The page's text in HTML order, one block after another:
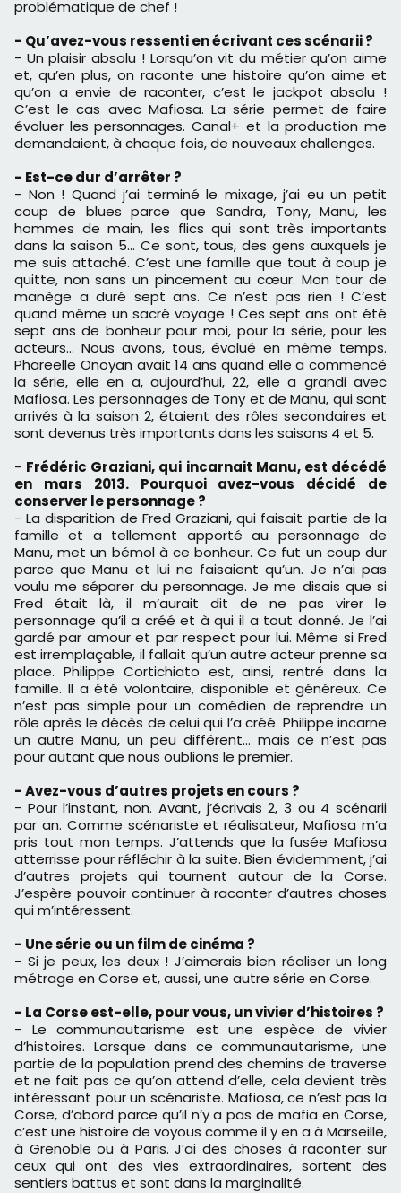
problématique de chef !
- Qu’avez-vous ressenti en écrivant ces scénarii ?
- Un plaisir absolu ! Lorsqu’on vit du métier qu’on aime
et, qu’en plus, on raconte une histoire qu’on aime et
qu’on a envie de raconter, c’est le jackpot absolu !
C’est le cas avec Mafiosa. La série permet de faire
évoluer les personnages. Canal+ et la production me
demandaient, à chaque fois, de nouveaux challenges.
- Est-ce dur d’arrêter ?
- Non ! Quand j’ai terminé le mixage, j’ai eu un petit
coup de blues parce que Sandra, Tony, Manu, les
hommes de main, les flics qui sont très importants
dans la saison 5… Ce sont, tous, des gens auxquels je
me suis attaché. C’est une famille que tout à coup je
quitte, non sans un pincement au cœur. Mon tour de
manège a duré sept ans. Ce n’est pas rien ! C’est
quand même un sacré voyage ! Ces sept ans ont été
sept ans de bonheur pour moi, pour la série, pour les
acteurs… Nous avons, tous, évolué en même temps.
Phareelle Onoyan avait 14 ans quand elle a commencé
la série, elle en a, aujourd’hui, 22, elle a grandi avec
Mafiosa. Les personnages de Tony et de Manu, qui sont
arrivés à la saison 2, étaient des rôles secondaires et
sont devenus très importants dans les saisons 4 et 5.
- Frédéric Graziani, qui incarnait Manu, est décédé
en mars 2013. Pourquoi avez-vous décidé de
conserver le personnage ?
- La disparition de Fred Graziani, qui faisait partie de la
famille et a tellement apporté au personnage de
Manu, met un bémol à ce bonheur. Ce fut un coup dur
parce que Manu et lui ne faisaient qu’un. Je n’ai pas
voulu me séparer du personnage. Je me disais que si
Fred était là, il m’aurait dit de ne pas virer le
personnage qu’il a créé et à qui il a tout donné. Je l’ai
gardé par amour et par respect pour lui. Même si Fred
est irremplaçable, il fallait qu’un autre acteur prenne sa
place. Philippe Cortichiato est, ainsi, rentré dans la
famille. Il a été volontaire, disponible et généreux. Ce
n’est pas simple pour un comédien de reprendre un
rôle après le décès de celui qui l’a créé. Philippe incarne
un autre Manu, un peu différent… mais ce n’est pas
pour autant que nous oublions le premier.
- Avez-vous d’autres projets en cours ?
- Pour l’instant, non. Avant, j’écrivais 2, 3 ou 4 scénarii
par an. Comme scénariste et réalisateur, Mafiosa m’a
pris tout mon temps. J’attends que la fusée Mafiosa
atterrisse pour réfléchir à la suite. Bien évidemment, j’ai
d’autres projets qui tournent autour de la Corse.
J’espère pouvoir continuer à raconter d’autres choses
qui m’intéressent.
- Une série ou un film de cinéma ?
- Si je peux, les deux ! J’aimerais bien réaliser un long
métrage en Corse et, aussi, une autre série en Corse.
- La Corse est-elle, pour vous, un vivier d’histoires ?
- Le communautarisme est une espèce de vivier
d’histoires. Lorsque dans ce communautarisme, une
partie de la population prend des chemins de traverse
et ne fait pas ce qu’on attend d’elle, cela devient très
intéressant pour un scénariste. Mafiosa, ce n’est pas la
Corse, d’abord parce qu’il n’y a pas de mafia en Corse,
c’est une histoire de voyous comme il y en a à Marseille,
à Grenoble ou à Paris. J’ai des choses à raconter sur
ceux qui ont des vies extraordinaires, sortent des
sentiers battus et sont dans la marginalité.